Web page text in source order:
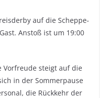
auf die Scheppe-
Anstoß ist um 19:00
steigt auf die
in der Sommerpause
die Rückkehr der